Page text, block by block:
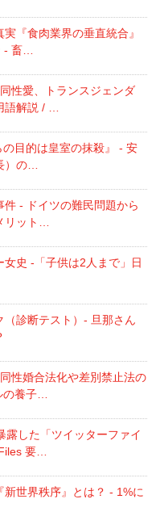
『食肉業界の垂直統合』
- 畜…
性愛、トランスジェンダ
語解説 / …
の目的は皇室の抹殺』 - 安
）の…
- ドイツの難民問題から
リット…
女史 -「子供は2人まで」日
診断テスト）- 旦那さん
性婚合法化や差別禁止法の
養子…
露した「ツイッターファイ
要…
世界秩序』とは？ - 1%に